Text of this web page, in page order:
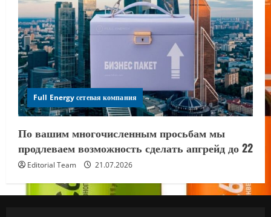
Full Energy сетевая компания
По вашим многочисленным просьбам мы
продлеваем возможность сделать апгрейд до 22
Editorial Team 21.07.2026